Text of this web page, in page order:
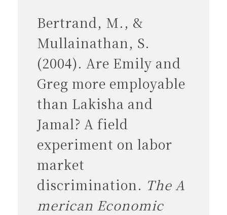
Bertrand, M., &
Mullainathan, S.
(2004). Are Emily and
Greg more employable
than Lakisha and
Jamal? A field
experiment on labor
market
discrimination. The A
merican Economic